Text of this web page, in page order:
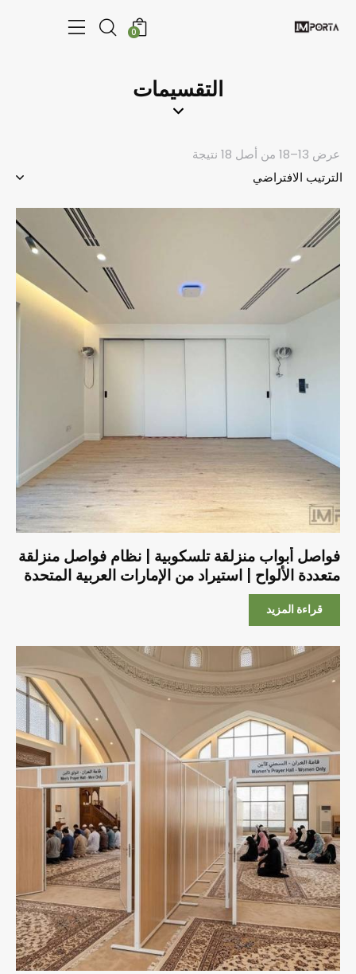
0
التقسيمات
عرض 13–18 من أصل 18 نتيجة
فواصل أبواب منزلقة تلسكوبية | نظام فواصل منزلقة
متعددة الألواح | استيراد من الإمارات العربية المتحدة
قراءة المزيد